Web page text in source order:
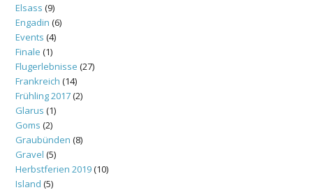
Elsass (9)
Engadin (6)
Events (4)
Finale (1)
Flugerlebnisse (27)
Frankreich (14)
Frühling 2017(2)
Glarus (1)
Goms (2)
Graubünden (8)
Gravel (5)
Herbstferien 2019(10)
Island (5)